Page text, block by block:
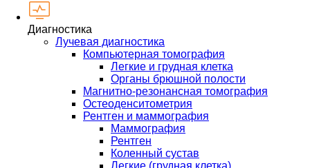
Диагностика
Лучевая диагностика
Компьютерная томография
Легкие и грудная клетка
Органы брюшной полости
Магнитно-резонансная томография
Остеоденситометрия
Рентген и маммография
Маммография
Рентген
Коленный сустав